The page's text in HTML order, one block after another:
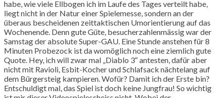
habe, wie viele Ellbogen ich im Laufe des Tages verteilt habe,
liegt nicht in der Natur einer Spielemesse, sondern an der
überaus bescheidenen zeittaktischen Umorientierung auf das
Wochenende. Denn gute Güte, besucherzahlenmässig war der
Samstag der absolute Super-GAU. Eine Stunde anstehen für 8
Minuten Probezock ist da womöglich noch eine ziemlich gute
Quote. Hey, ich will zwar mal „Diablo 3“ antesten, dafür aber
nicht mit Ravioli, Esbit-Kocher und Schlafsack nächtelang auf
dem Bürgersteig kampieren. Wofür? Damit ich der Erste bin?
Entschuldigt mal, das Spiel ist doch keine Jungfrau! So wichtig